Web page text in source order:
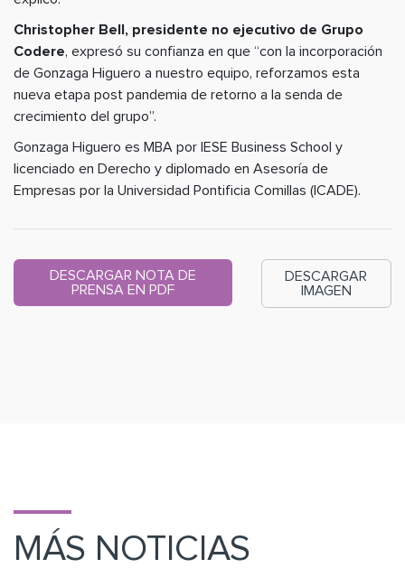
Christopher Bell, presidente no ejecutivo de Grupo
Codere, expresó su confianza en que “con la incorporación
de Gonzaga Higuero a nuestro equipo, reforzamos esta
nueva etapa post pandemia de retorno a la senda de
crecimiento del grupo”.
Gonzaga Higuero es MBA por IESE Business School y
licenciado en Derecho y diplomado en Asesoría de
Empresas por la Universidad Pontificia Comillas (ICADE).
DESCARGAR NOTA DE
PRENSA EN PDF
DESCARGAR
IMAGEN
MÁS NOTICIAS